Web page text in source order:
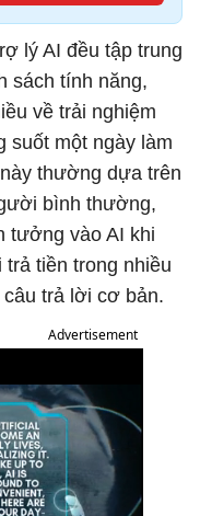
lý AI đều tập trung
sách tính năng,
về trải nghiệm
suốt một ngày làm
thường dựa trên
bình thường,
tưởng vào AI khi
tiền trong nhiều
trả lời cơ bản.
Advertisement